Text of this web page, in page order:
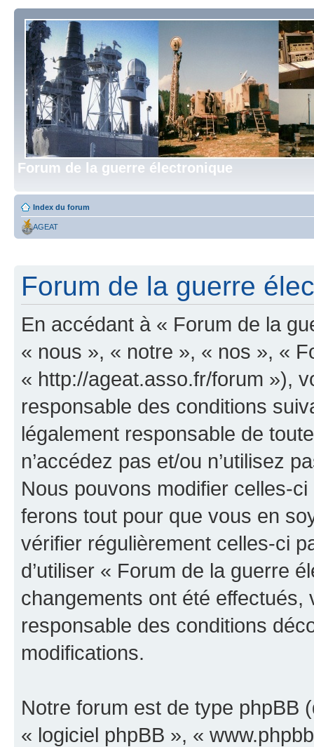
Forum de la guerre électronique
Index du forum
AGEAT
Forum de la guerre
En accédant à « Forum de la
« nous », « notre », « nos », «
« http://ageat.asso.fr/forum »),
responsable des conditions
légalement responsable de
n’accédez pas et/ou n’utilisez
Nous pouvons modifier celles-
ferons tout pour que vous en
vérifier régulièrement celles-ci
d’utiliser « Forum de la guerre
changements ont été effectués,
responsable des conditions
modifications.
Notre forum est de type phpBB
« logiciel phpBB », «